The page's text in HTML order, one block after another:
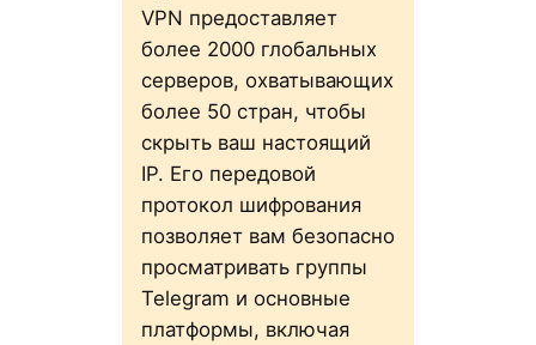
VPN предоставляет
более 2000 глобальных
серверов, охватывающих
более 50 стран, чтобы
скрыть ваш настоящий
IP. Его передовой
протокол шифрования
позволяет вам безопасно
просматривать группы
Telegram и основные
платформы, включая